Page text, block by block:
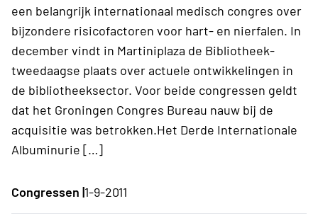
een belangrijk internationaal medisch congres over
bijzondere risicofactoren voor hart- en nierfalen. In
december vindt in Martiniplaza de Bibliotheek-
tweedaagse plaats over actuele ontwikkelingen in
de bibliotheeksector. Voor beide congressen geldt
dat het Groningen Congres Bureau nauw bij de
acquisitie was betrokken.Het Derde Internationale
Albuminurie […]
Congressen |1-9-2011